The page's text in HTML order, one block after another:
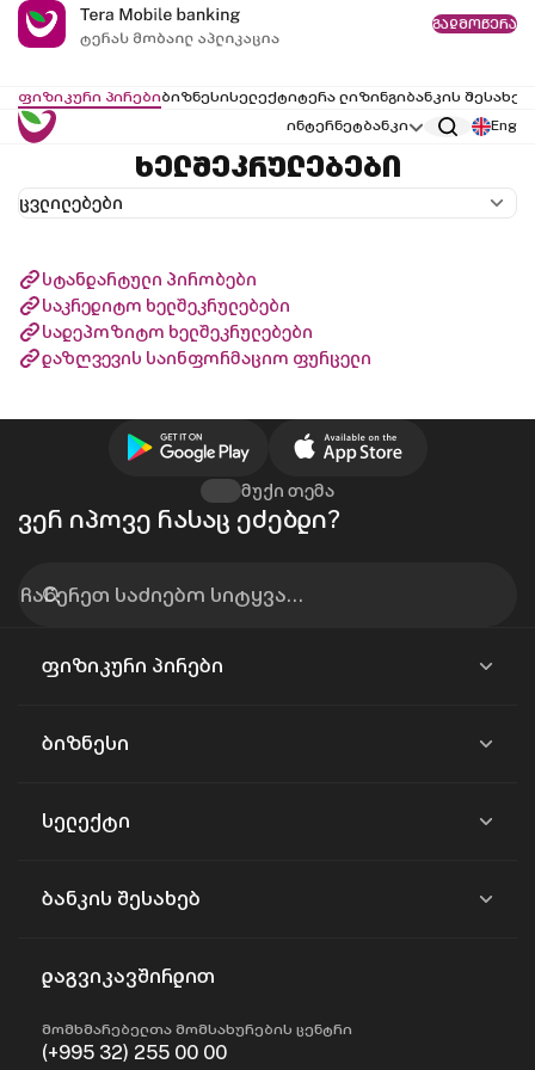
გადმოწერა
ფიზიკური პირებიბიზნესისელექტიტერა ლიზინგიბანკის შესახებ
ინტერნეტბანკი
Eng
ხელშეკრულებები
ცვლილებები
სტანდარტული პირობები
საკრედიტო ხელშეკრულებები
სადეპოზიტო ხელშეკრულებები
დაზღვევის საინფორმაციო ფურცელი
ვერ იპოვე რასაც ეძებდი?
მუქი თემა
ფიზიკური პირები
ბიზნესი
სელექტი
ბანკის შესახებ
დაგვიკავშირდით
მომხმარებელთა მომსახურების ცენტრი
(+995 32) 255 00 00